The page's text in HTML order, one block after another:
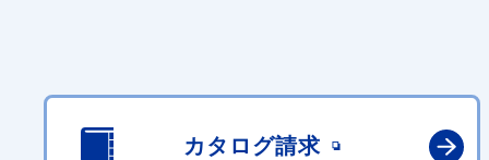
カタログ請求